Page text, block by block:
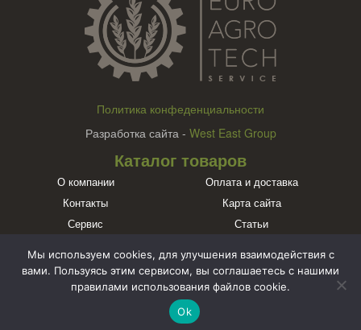
Политика конфеденциальности
Разработка сайта - West East Group
Каталог товаров
О компании
Оплата и доставка
Контакты
Карта сайта
Сервис
Статьи
Познакомьтесь с нами в социальных сетях
Мы используем cookies, для улучшения взаимодействия с
вами. Пользуясь этим сервисом, вы соглашаетесь с нашими
правилами использования файлов cookie.
Ok